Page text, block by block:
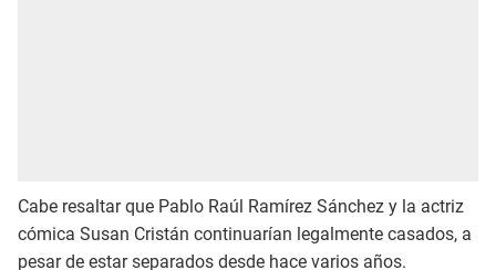
Cabe resaltar que Pablo Raúl Ramírez Sánchez y la actriz
cómica Susan Cristán continuarían legalmente casados, a
pesar de estar separados desde hace varios años.